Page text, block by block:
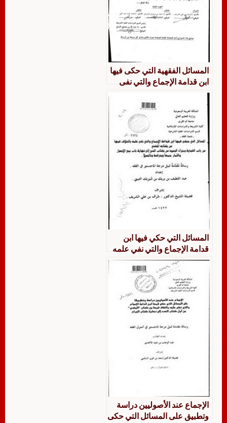
المسائل الفقهية التي حكى فيها
ابن قدامة الإجماع والتي نفى
علمه بالخلاف فيها من كتاب
المغني من باب الفدية وجزاء
الصيد من كتاب الحج إلى نهاية
باب بيع الأصول والثمارجمعًا
ودراسة وتأصيلًا
المسائل التي حكي فيها ابن
قدامة الإجماع والتي نفي علمه
بالخلاف فيها من كتابه المغني
في كتاب الزاكاة من باب الفدية
وجزاء الصيد من كتاب الحج إلي
نهاية باب بيع الأصول والثمار
جمها ودراسة وتأصيلا
الإجماع عند الأصوليين دراسة
وتطبيق على المسائل التي حكى